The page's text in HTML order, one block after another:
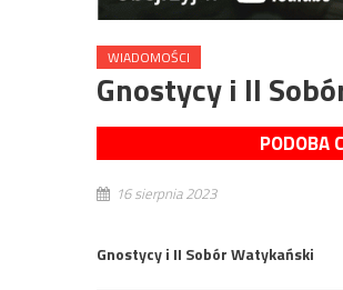
WIADOMOŚCI
Gnostycy i II
PODOBA
16 sierpnia 2023
Gnostycy i II Sobór Watykański